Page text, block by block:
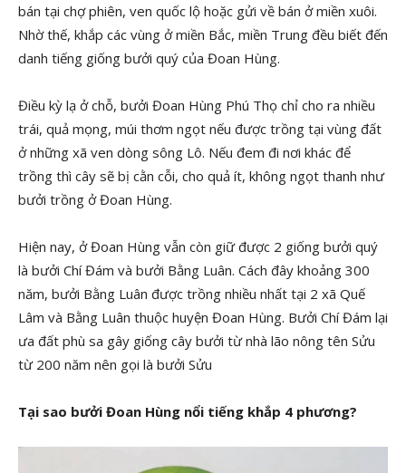
bán tại chợ phiên, ven quốc lộ hoặc gửi về bán ở miền xuôi.
Nhờ thế, khắp các vùng ở miền Bắc, miền Trung đều biết đến
danh tiếng giống bưởi quý của Đoan Hùng.
Điều kỳ lạ ở chỗ, bưởi Đoan Hùng Phú Thọ chỉ cho ra nhiều
trái, quả mọng, múi thơm ngọt nếu được trồng tại vùng đất
ở những xã ven dòng sông Lô. Nếu đem đi nơi khác để
trồng thì cây sẽ bị cằn cỗi, cho quả ít, không ngọt thanh như
bưởi trồng ở Đoan Hùng.
Hiện nay, ở Đoan Hùng vẫn còn giữ được 2 giống bưởi quý
là bưởi Chí Đám và bưởi Bằng Luân. Cách đây khoảng 300
năm, bưởi Bằng Luân được trồng nhiều nhất tại 2 xã Quế
Lâm và Bằng Luân thuộc huyện Đoan Hùng. Bưởi Chí Đám lại
ưa đất phù sa gây giống cây bưởi từ nhà lão nông tên Sửu
từ 200 năm nên gọi là bưởi Sửu
Tại sao bưởi Đoan Hùng nổi tiếng khắp 4 phương?